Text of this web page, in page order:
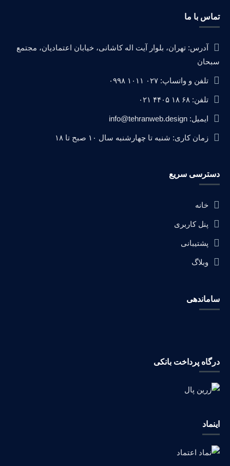
تماس با ما
آدرس: تهران، بلوار آیت اله کاشانی، خیابان اعتمادیان، مجتمع
سبحان
تلفن و واتساپ: ۰۲۷ ۱۰۱۱ ۰۹۹۸
تلفن: ۶۸ ۱۸ ۴۴۰۵ ۰۲۱
ایمیل: info@tehranweb.design
زمان کاری: شنبه تا چهارشنبه سال ۱۰ صبح تا ۱۸
دسترسی سریع
خانه
پنل کاربری
پشتیبانی
وبلاگ
ساماندهی
درگاه پرداخت بانکی
اینماد